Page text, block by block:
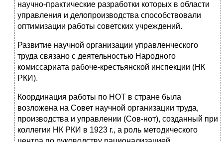
научно-практические разработки которых в области
уп­равления и делопроизводства способствовали
оптимизации рабо­ты советских учреждений.
Развитие научной организации управленческого
труда связа­но с деятельностью Народного
комиссариата рабоче-крестьянс­кой инспекции (НК
РКИ).
Координация работы по НОТ в стране была
возложена на Со­вет научной организации труда,
производства и управлении (Сов-нот), созданный при
коллегии НК РКИ в 1923 г., а роль методи­ческого